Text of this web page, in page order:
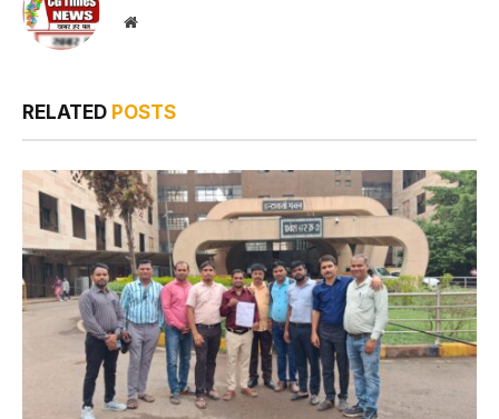
Website
RELATED POSTS